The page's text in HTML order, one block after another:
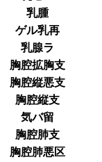
乳腫
ゲル乳再
乳腺ラ
胸腔拡胸支
胸腔縦悪支
胸腔縦支
気バ留
胸腔肺支
胸腔肺悪区